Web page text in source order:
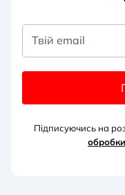
Твій email
Підписуючись на